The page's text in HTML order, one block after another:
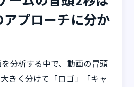
プローチに分か
分析する中で、動画の冒頭
きく分けて「ロゴ」「キャ